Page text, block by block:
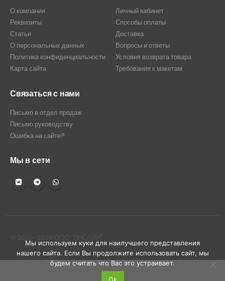
О компании
Реквизиты
Статьи
О персональных данных
Политика конфиденциальности
Карта сайта
Личный кабинет
Способы оплаты
Доставка
Вопросы и ответы
Условия возврата товара
Требования к макетам
Связаться с нами
Письмо в отдел продаж
Письмо руководству
Ошибка на сайте?
Мы в сети
Мы используем куки для наилучшего представления
нашего сайта. Если Вы продолжите использовать сайт, мы
будем считать что Вас это устраивает.
Ok